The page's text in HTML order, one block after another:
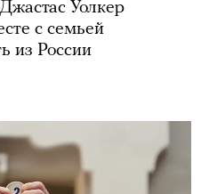
Уолкер
с семьей
из России